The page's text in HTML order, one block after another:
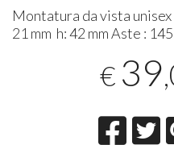
Montatura da vista
21 mm h: 42 mm Aste :
€ 39